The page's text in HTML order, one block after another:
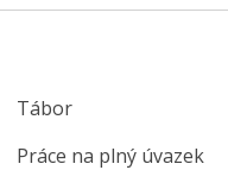
Tábor
Práce na plný úvazek